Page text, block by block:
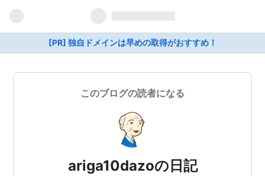
[PR] 独自ドメインは早めの取得がおすすめ！
このブログの読者になる
ariga10dazoの日記